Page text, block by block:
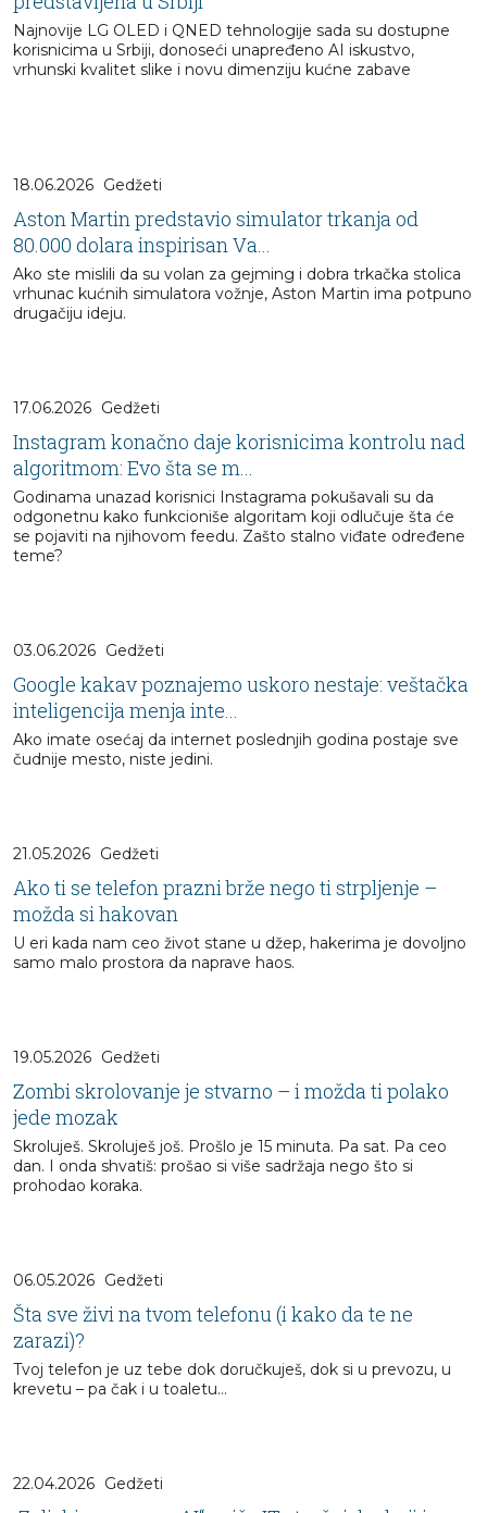
Najnovije LG OLED i QNED tehnologije sada su dostupne
korisnicima u Srbiji, donoseći unapređeno AI iskustvo,
vrhunski kvalitet slike i novu dimenziju kućne zabave
18.06.2026 Gedžeti
Aston Martin predstavio simulator trkanja od
80.000 dolara inspirisan Va...
Ako ste mislili da su volan za gejming i dobra trkačka stolica
vrhunac kućnih simulatora vožnje, Aston Martin ima potpuno
drugačiju ideju.
17.06.2026 Gedžeti
Instagram konačno daje korisnicima kontrolu nad
algoritmom: Evo šta se m...
Godinama unazad korisnici Instagrama pokušavali su da
odgonetnu kako funkcioniše algoritam koji odlučuje šta će
se pojaviti na njihovom feedu. Zašto stalno viđate određene
teme?
03.06.2026 Gedžeti
Google kakav poznajemo uskoro nestaje: veštačka
inteligencija menja inte...
Ako imate osećaj da internet poslednjih godina postaje sve
čudnije mesto, niste jedini.
21.05.2026 Gedžeti
Ako ti se telefon prazni brže nego ti strpljenje –
možda si hakovan
U eri kada nam ceo život stane u džep, hakerima je dovoljno
samo malo prostora da naprave haos.
19.05.2026 Gedžeti
Zombi skrolovanje je stvarno – i možda ti polako
jede mozak
Skroluješ. Skroluješ još. Prošlo je 15 minuta. Pa sat. Pa ceo
dan. I onda shvatiš: prošao si više sadržaja nego što si
prohodao koraka.
06.05.2026 Gedžeti
Šta sve živi na tvom telefonu (i kako da te ne
zarazi)?
Tvoj telefon je uz tebe dok doručkuješ, dok si u prevozu, u
krevetu – pa čak i u toaletu…
22.04.2026 Gedžeti